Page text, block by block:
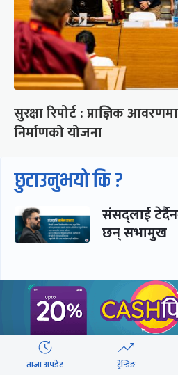
सुरक्षा रिपोर्ट : प्राज्ञिक
निर्माणको योजना
छुटाउनुभयो कि ?
संसद्लाई
छन् सभामुख
‘अस्थायी
व्यवस्था
सरकार-
ताजा अपडेट ट्रेन्डिङ